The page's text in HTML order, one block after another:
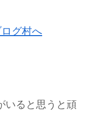
いると思うと頑